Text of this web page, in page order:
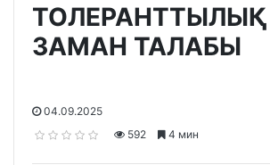
ТОЛЕРАНТТЫЛЫҚ
ЗАМАН ТАЛАБЫ
04.09.2025
592
4 мин